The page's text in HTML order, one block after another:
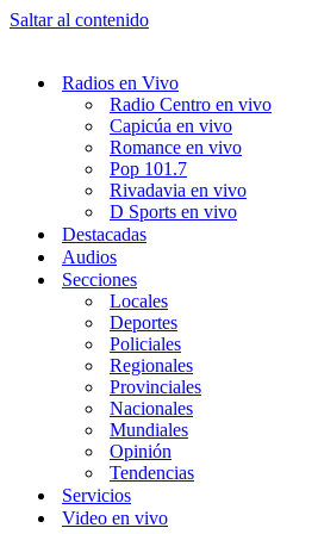
Saltar al contenido
Radios en Vivo
Radio Centro en vivo
Capicúa en vivo
Romance en vivo
Pop 101.7
Rivadavia en vivo
D Sports en vivo
Destacadas
Audios
Secciones
Locales
Deportes
Policiales
Regionales
Provinciales
Nacionales
Mundiales
Opinión
Tendencias
Servicios
Video en vivo